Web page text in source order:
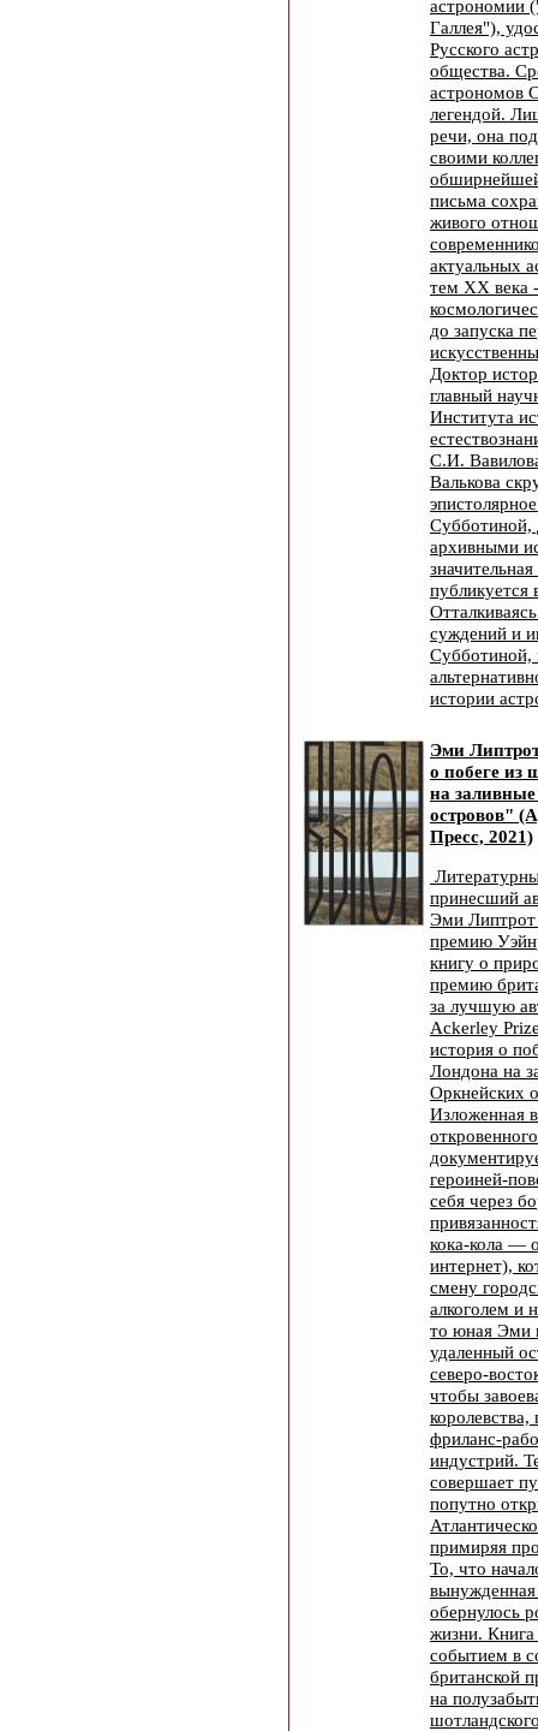
астрономии
Галлея"),
Русского
общества.
астрономов
легендой.
речи, она
своими
письма
живого
актуальных
тем XX века
до запуска
Доктор
главный
Института
С.И.
Валькова
Субботиной,
архивными
публикуется
суждений и
Субботиной,
истории
Эми
о побеге из
на
островов"
Пресс, 2021)
принесший
Эми
премию
книгу о
премию
за лучшую
Ackerley
история о
Лондона на
Оркнейских
Изложенная
героиней-
себя через
кока-кола —
интернет),
смену
алкоголем и
то юная Эми
удаленный
северо-
чтобы
фриланс-
индустрий.
совершает
попутно
примиряя
То, что
обернулось
жизни.
событием в
британской
на